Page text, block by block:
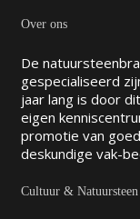
Over ons
De
gespecialiseerd
jaar lang is door
eigen
promotie van
deskundige vak-
Cultuur & Natuursteen